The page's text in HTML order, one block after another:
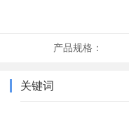
产品规格：
关键词